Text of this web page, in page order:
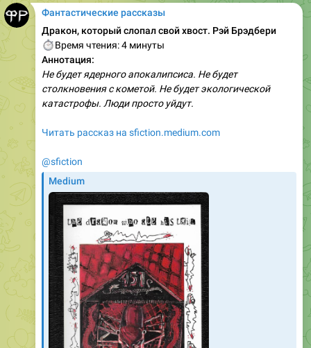
Фантастические рассказы
Дракон, который слопал свой хвост. Рэй Брэдбери
Время чтения: 4 минуты
Аннотация:
Не будет ядерного апокалипсиса. Не будет
столкновения с кометой. Не будет экологической
катастрофы. Люди просто уйдут.
Читать рассказ на sfiction.medium.com
@sfiction
Medium